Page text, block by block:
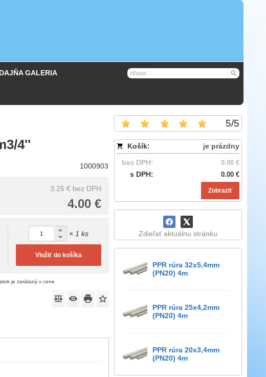
GALERIA
5/5
Košík:
je prázdny
bez DPH:
0.00 €
s DPH: 0.00 €
Zobraziť
Zdieľať aktuálnu stránku
PPR rúra 32x5,4mm
(PN20) 4m
PPR rúra 25x4,2mm
(PN20) 4m
PPR rúra 20x3,4mm
(PN20) 4m
4''
1000903
3.25 € bez DPH
4.00 €
× 1 ks
Vložiť do košíka
je zarátaný v cene